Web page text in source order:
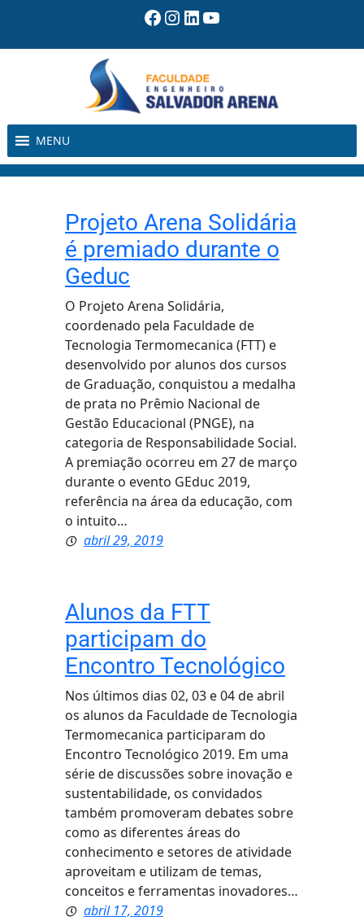
o
Facebook
Instagram
LinkedIn
Youtube
MENU
Projeto Arena Solidária
é premiado durante o
Geduc
O Projeto Arena Solidária,
coordenado pela Faculdade de
Tecnologia Termomecanica (FTT) e
desenvolvido por alunos dos cursos
de Graduação, conquistou a medalha
de prata no Prêmio Nacional de
Gestão Educacional (PNGE), na
categoria de Responsabilidade Social.
A premiação ocorreu em 27 de março
durante o evento GEduc 2019,
referência na área da educação, com
o intuito…
abril 29, 2019
Alunos da FTT
participam do
Encontro Tecnológico
Nos últimos dias 02, 03 e 04 de abril
os alunos da Faculdade de Tecnologia
Termomecanica participaram do
Encontro Tecnológico 2019. Em uma
série de discussões sobre inovação e
sustentabilidade, os convidados
também promoveram debates sobre
como as diferentes áreas do
conhecimento e setores de atividade
aproveitam e utilizam de temas,
conceitos e ferramentas inovadores…
abril 17, 2019